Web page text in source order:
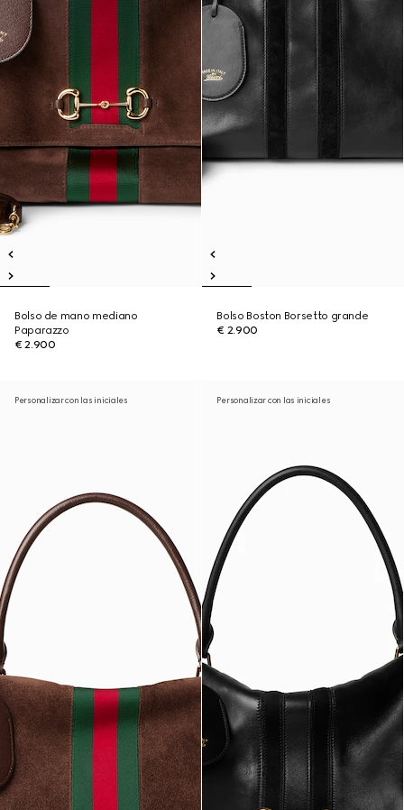
Bolso de mano mediano
Paparazzo
€ 2.900
Bolso Boston Borsetto grande
€ 2.900
Personalizar con las iniciales Personalizar con las iniciales